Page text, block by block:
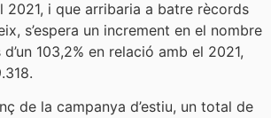
2021, i que arribaria a batre rècords
s’espera un increment en el nombre
103,2% en relació amb el 2021,
de la campanya d’estiu, un total de